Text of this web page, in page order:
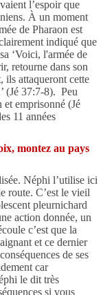
l’espoir que
À un moment
de Pharaon est
indiqué que
‘Voici, l'armée de
retourne dans son
ils attaqueront cette
(Jé 37:7-8). Peu
et emprisonné (Jé
11 années
montez au pays
Néphi l’utilise ici
route. C’est le vieil
pleurnichard
action donnée, un
c’est que la
et ce dernier
de ses
car
le dit très
si vous